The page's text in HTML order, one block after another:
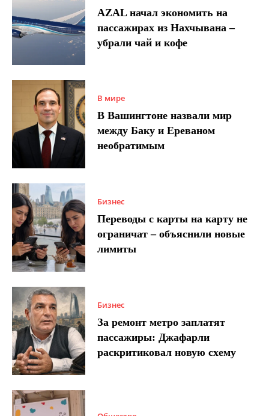
AZAL начал экономить на
пассажирах из Нахчывана –
убрали чай и кофе
В мире
В Вашингтоне назвали мир
между Баку и Ереваном
необратимым
Бизнес
Переводы с карты на карту не
ограничат – объяснили новые
лимиты
Бизнес
За ремонт метро заплатят
пассажиры: Джафарли
раскритиковал новую схему